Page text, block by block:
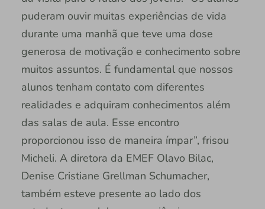
puderam ouvir muitas experiências de vida
durante uma manhã que teve uma dose
generosa de motivação e conhecimento sobre
muitos assuntos. É fundamental que nossos
alunos tenham contato com diferentes
realidades e adquiram conhecimentos além
das salas de aula. Esse encontro
proporcionou isso de maneira ímpar”, frisou
Micheli. A diretora da EMEF Olavo Bilac,
Denise Cristiane Grellman Schumacher,
também esteve presente ao lado dos